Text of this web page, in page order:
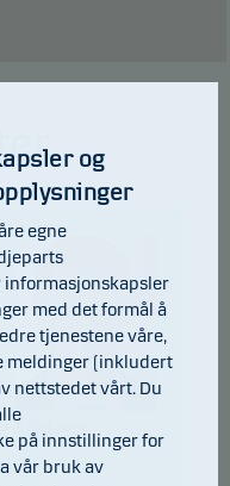
Vejen
og
egne
med det formål å
tjenestene våre,
meldinger (inkludert
nettstedet vårt. Du
på innstillinger for
vår bruk av